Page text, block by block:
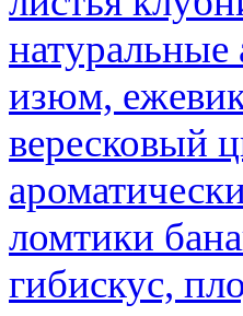
натуральные
изюм,
вересковый
ломтики
гибискус,